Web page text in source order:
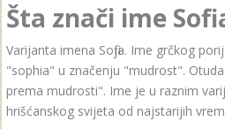
Šta znači ime
Varijanta imena Sofija. Ime grčkog
"sophia" u značenju "mudrost". Otuda
prema mudrosti". Ime je u raznim
hrišćanskog svijeta od najstarijih